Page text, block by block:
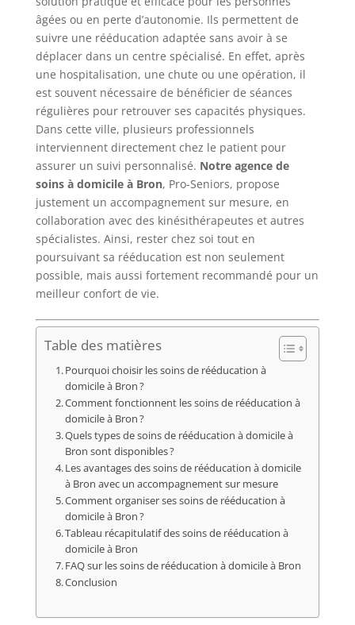
âgées ou en perte d’autonomie. Ils permettent de
suivre une rééducation adaptée sans avoir à se
déplacer dans un centre spécialisé. En effet, après
une hospitalisation, une chute ou une opération, il
est souvent nécessaire de bénéficier de séances
régulières pour retrouver ses capacités physiques.
Dans cette ville, plusieurs professionnels
interviennent directement chez le patient pour
assurer un suivi personnalisé. Notre agence de
soins à domicile à Bron, Pro-Seniors, propose
justement un accompagnement sur mesure, en
collaboration avec des kinésithérapeutes et autres
spécialistes. Ainsi, rester chez soi tout en
poursuivant sa rééducation est non seulement
possible, mais aussi fortement recommandé pour un
meilleur confort de vie.
Table des matières
Pourquoi choisir les soins de rééducation à
domicile à Bron ?
Comment fonctionnent les soins de rééducation à
domicile à Bron ?
Quels types de soins de rééducation à domicile à
Bron sont disponibles ?
Les avantages des soins de rééducation à domicile
à Bron avec un accompagnement sur mesure
Comment organiser ses soins de rééducation à
domicile à Bron ?
Tableau récapitulatif des soins de rééducation à
domicile à Bron
FAQ sur les soins de rééducation à domicile à Bron
Conclusion